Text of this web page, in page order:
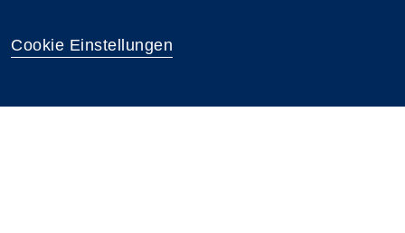
Cookie Einstellungen